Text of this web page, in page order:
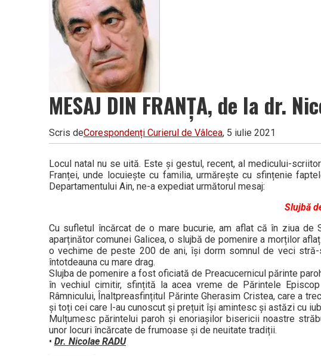
Vâlcea
MESAJ DIN FRANȚA, de la dr.
Scris deCorespondenți Curierul de Vâlcea, 5 iulie 2021
Locul natal nu se uită. Este și gestul, recent, al medicului-
Franței, unde locuiește cu familia, urmărește cu sfințenie
Departamentului Ain, ne-a expediat următorul mesaj:
Slujbă
Cu sufletul încărcat de o mare bucurie, am aflat că în ziua de
aparținător comunei Galicea, o slujbă de pomenire a morților
o vechime de peste 200 de ani, își dorm somnul de veci
întotdeauna cu mare drag.
Slujba de pomenire a fost oficiată de Preacucernicul părinte
în vechiul cimitir, sfințită la acea vreme de Părintele
Râmnicului, Înaltpreasfințitul Părinte Gherasim Cristea, care a
și toți cei care l-au cunoscut și prețuit își amintesc și astăzi cu
Mulțumesc părintelui paroh și enoriașilor bisericii noastre
unor locuri încărcate de frumoase și de neuitate tradiții.
• Dr. Nicolae RADU